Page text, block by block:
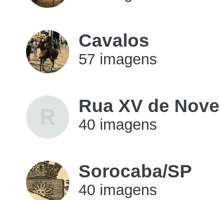
Cavalos
57 imagens
Rua XV de
40 imagens
Sorocaba/SP
40 imagens